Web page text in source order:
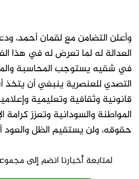
وأعلن التضامن مع لقمان أحمد،
العدالة له لما تعرض له في هذا
في شقيه يستوجب المحاسبة
التصدي للعنصرية ينبغي أن يتخذ
قانونية وثقافية وتعليمية
المواطنة والسودانية وتعزز كرامة
حقوقه، ولن يستقيم الظل والعود